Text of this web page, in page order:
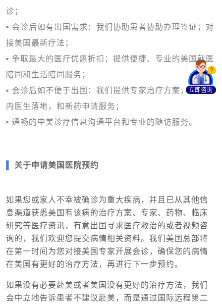
诊；
▪ 会诊后如有出国需求：我们协助患者协助办理签证；对
接美国最新疗法；
▪ 争取最大的医疗优惠折扣；提供便捷、专业的美国就医
陪同和生活陪同服务；
▪ 会诊后如不便于出国：我们提供专家治疗方案，配合国
内医生落地，和新药申请服务；
▪ 通畅的中美诊疗信息沟通平台和专业的随访服务。
关于申请美国医院预约
如果您或家人不幸被确诊为重大疾病，并且已从其他信
息渠道获悉美国有该病的治疗方案、专家、药物、临床
研究等医疗资讯，有意出国寻求医疗救治的或者视频咨
询的，我们欢迎您提交病情相关资料。我们美国总部将
在第一时间为您对接美国专家开展会诊，确保您的病情
在美国有更好的治疗方法，再进行下一步预约。
如果没有必要赴美或者美国没有更好的治疗方法，我们
会中立地告诉患者不建议赴美，而是通过国际远程第二
立即咨询